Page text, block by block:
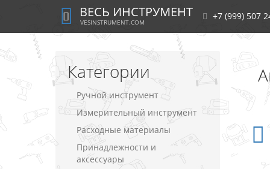
ВЕСЬ ИНСТРУМЕНТ
VESINSTRUMENT.COM
+7 (999) 507
Категории
Ручной инструмент
Измерительный инструмент
Расходные материалы
Принадлежности и
аксессуары